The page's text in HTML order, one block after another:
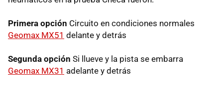
Primera opción Circuito en condiciones normales
Geomax MX51 delante y detrás
Segunda opción Si llueve y la pista se embarra
Geomax MX31 adelante y detrás